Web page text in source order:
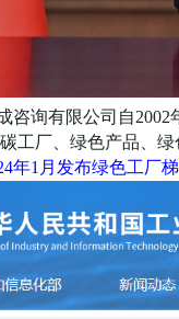
咨询有限公司 自2002
工厂、绿色产品、
年1月发布绿色工厂